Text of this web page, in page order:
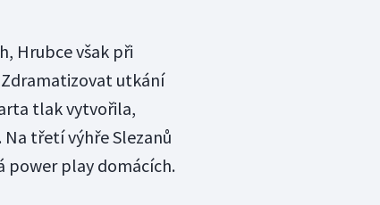
Hrubce však při
utkání
tlak vytvořila,
třetí výhře Slezanů
power play domácích.